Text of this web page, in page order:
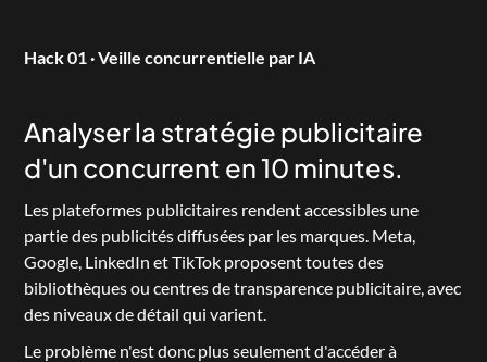
Hack 01 · Veille concurrentielle par IA
Analyser la stratégie publicitaire
d'un concurrent en 10 minutes.
Les plateformes publicitaires rendent accessibles une
partie des publicités diffusées par les marques. Meta,
Google, LinkedIn et TikTok proposent toutes des
bibliothèques ou centres de transparence publicitaire, avec
des niveaux de détail qui varient.
Le problème n'est donc plus seulement d'accéder à